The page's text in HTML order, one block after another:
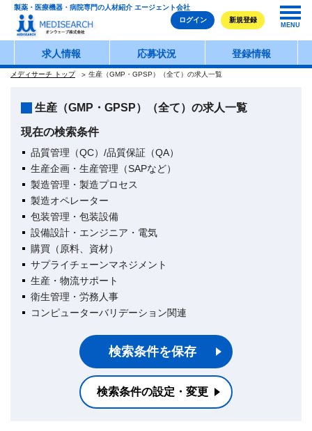
製薬・医療機器・病院専門の人材紹介 エージェント会社
ログイン
新規登録
MENU
求人情報 応募状況 登録情報
メディサーチ トップ 生産（GMP・GPSP）（全て）の求人一覧
生産（GMP・GPSP）（全て）の求人一覧
現在の検索条件
品質管理（QC）/品質保証（QA）
生産企画・生産管理（SAPなど）
製造管理・製造プロセス
製造オペレーター
包装管理・包装設備
設備設計・エンジニア・電気
購買（原料、資材）
サプライチェーンマネジメント
生産・物流サポート
衛生管理・労務人事
コンピューターバリデーション関連
検索条件を保存
検索条件の設定・変更